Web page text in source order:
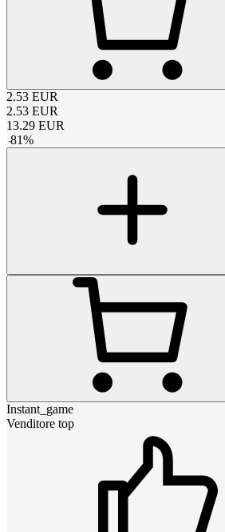
2.53 EUR
2.53 EUR
13.29 EUR
-81%
Instant_game
Venditore top